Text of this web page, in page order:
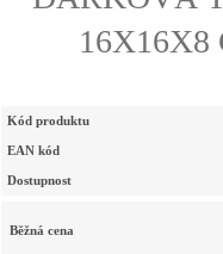
16X16X8
Kód produktu
EAN kód
Dostupnost
Běžná cena